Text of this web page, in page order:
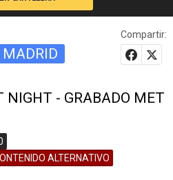
MADRID
Compartir:
NIGHT - GRABADO MET
ALTERNATIVO